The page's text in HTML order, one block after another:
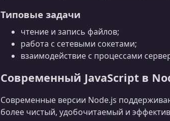
Типовые задачи
чтение и запись файлов;
работа с сетевыми сокетами;
взаимодействие с процессами
Современный JavaScript в
Современные версии Node.js
более чистый, удобочитаемый и